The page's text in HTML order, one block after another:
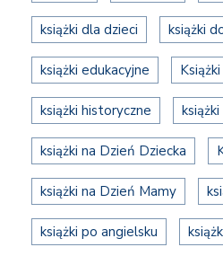
książki dla dzieci książki
książki edukacyjne
książki historyczne
książki na Dzień Dziecka
książki na Dzień Mamy
książki po angielsku